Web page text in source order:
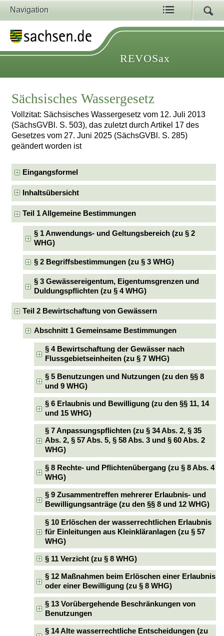
Navigation
REVOSax
Sächsisches Wassergesetz
Vollzitat: Sächsisches Wassergesetz vom 12. Juli 2013
(SächsGVBl. S. 503), das zuletzt durch Artikel 17 des
Gesetzes vom 27. Juni 2025 (SächsGVBl. S. 285)
geändert worden ist
Eingangsformel
Inhaltsübersicht
Teil 1 Allgemeine Bestimmungen
§ 1 Anwendungs- und Geltungsbereich (zu § 2
WHG)
§ 2 Begriffsbestimmungen (zu § 3 WHG)
§ 3 Gewässereigentum, Eigentumsgrenzen und
Duldungspflichten (zu § 4 WHG)
Teil 2 Bewirtschaftung von Gewässern
Abschnitt 1 Gemeinsame Bestimmungen
§ 4 Bewirtschaftung der Gewässer nach
Flussgebietseinheiten (zu § 7 WHG)
§ 5 Benutzungen und Nutzungen (zu den §§ 8
und 9 WHG)
§ 6 Erlaubnis und Bewilligung (zu den §§ 11, 14
und 15 WHG)
§ 7 Anpassungspflichten (zu § 34 Abs. 2, § 35
Abs. 2, § 57 Abs. 5, § 58 Abs. 3 und § 60 Abs. 2
WHG)
§ 8 Rechte- und Pflichtenübergang (zu § 8 Abs. 4
WHG)
§ 9 Zusammentreffen mehrerer Erlaubnis- und
Bewilligungsanträge (zu den §§ 8 und 12 WHG)
§ 10 Erlöschen der wasserrechtlichen Erlaubnis
für Einleitungen aus Kleinkläranlagen (zu § 57
WHG)
§ 11 Verzicht (zu § 8 WHG)
§ 12 Maßnahmen beim Erlöschen einer Erlaubnis
oder einer Bewilligung (zu § 8 WHG)
§ 13 Vorübergehende Beschränkungen von
Benutzungen
§ 14 Alte wasserrechtliche Entscheidungen (zu